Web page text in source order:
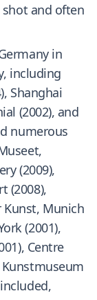
and often
in
including
Shanghai
(2002), and
numerous
(2009),
(2008),
Kunst, Munich
(2001),
Centre
Kunstmuseum